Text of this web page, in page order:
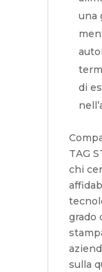
una
di
TAG
chi
grado
sulla